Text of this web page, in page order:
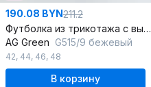
190.08 BYN211.2
Футболка из трикотажа с вышивкой и короткими рукавами
AG Green G515/9 бежевый
42, 44, 46, 48
В корзину